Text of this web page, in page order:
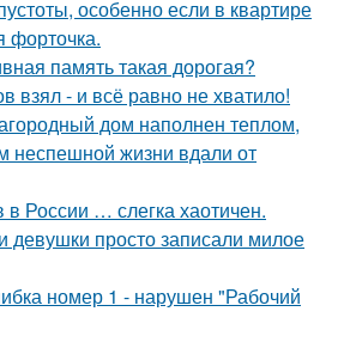
особенно если в квартире
форточка.
память такая дорогая?
взял - и всё равно не хватило!
дом наполнен теплом,
жизни вдали от
России … слегка хаотичен.
девушки просто записали милое
номер 1 - нарушен "Рабочий